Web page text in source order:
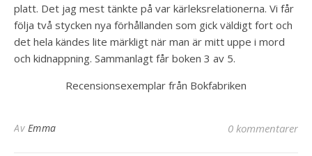
platt. Det jag mest tänkte på var kärleksrelationerna. Vi får
följa två stycken nya förhållanden som gick väldigt fort och
det hela kändes lite märkligt när man är mitt uppe i mord
och kidnappning. Sammanlagt får boken 3 av 5.
Recensionsexemplar från Bokfabriken
Av Emma 0 kommentarer